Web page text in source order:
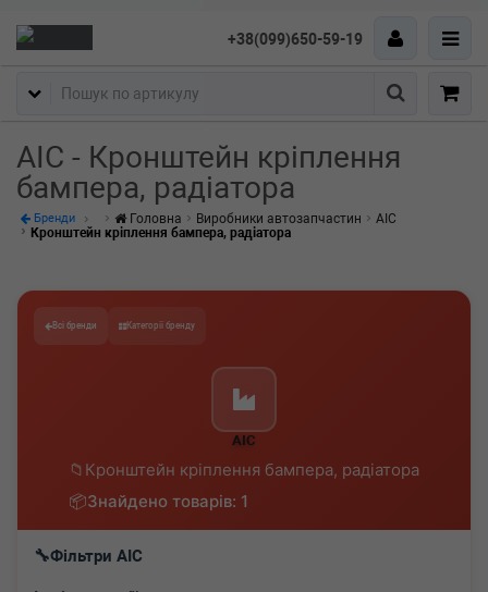
+38(099)650-59-19
Пошук
AIC - Кронштейн кріплення
бампера, радіатора
Бренди Головна Виробники автозапчастин
AIC
Кронштейн кріплення бампера, радіатора
Всі бренди Категорії бренду
AIC
Кронштейн кріплення бампера, радіатора
Знайдено товарів: 1
Фільтри AIC